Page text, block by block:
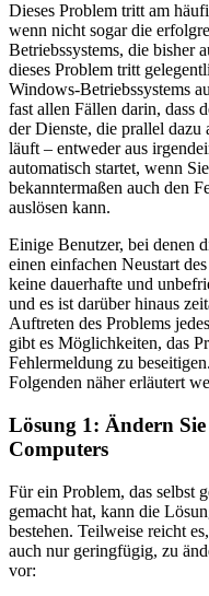
Dieses Problem tritt am
wenn nicht sogar die
Betriebssystems, die bisher
dieses Problem tritt
Windows-Betriebssystems
fast allen Fällen darin, dass
der Dienste, die prallel dazu
läuft – entweder aus
automatisch startet, wenn
bekanntermaßen auch den
auslösen kann.
Einige Benutzer, bei denen
einen einfachen Neustart
keine dauerhafte und
und es ist darüber hinaus
Auftreten des Problems
gibt es Möglichkeiten, das
Fehlermeldung zu
Folgenden näher erläutert
Lösung 1: Ändern
Computers
Für ein Problem, das selbst
gemacht hat, kann die
bestehen. Teilweise reicht
auch nur geringfügig, zu
vor: